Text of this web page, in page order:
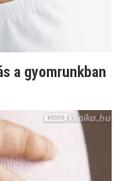
a gyomrunkban